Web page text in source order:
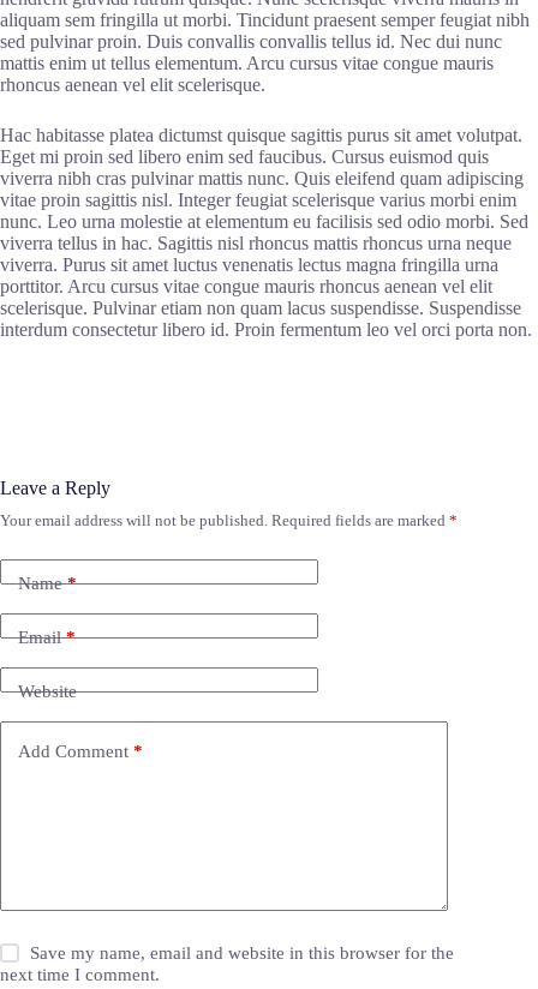
aliquam sem fringilla ut morbi. Tincidunt praesent semper feugiat nibh
sed pulvinar proin. Duis convallis convallis tellus id. Nec dui nunc
mattis enim ut tellus elementum. Arcu cursus vitae congue mauris
rhoncus aenean vel elit scelerisque.
Hac habitasse platea dictumst quisque sagittis purus sit amet volutpat.
Eget mi proin sed libero enim sed faucibus. Cursus euismod quis
viverra nibh cras pulvinar mattis nunc. Quis eleifend quam adipiscing
vitae proin sagittis nisl. Integer feugiat scelerisque varius morbi enim
nunc. Leo urna molestie at elementum eu facilisis sed odio morbi. Sed
viverra tellus in hac. Sagittis nisl rhoncus mattis rhoncus urna neque
viverra. Purus sit amet luctus venenatis lectus magna fringilla urna
porttitor. Arcu cursus vitae congue mauris rhoncus aenean vel elit
scelerisque. Pulvinar etiam non quam lacus suspendisse. Suspendisse
interdum consectetur libero id. Proin fermentum leo vel orci porta non.
Leave a Reply
Your email address will not be published. Required fields are marked *
Name*
Email*
Website
Add Comment *
Save my name, email and website in this browser for the
next time I comment.